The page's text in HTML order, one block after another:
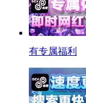
有专属福利